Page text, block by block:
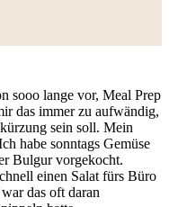
sooo lange vor, Meal Prep
das immer zu aufwändig,
sein soll. Mein
habe sonntags Gemüse
Bulgur vorgekocht.
einen Salat fürs Büro
das oft daran